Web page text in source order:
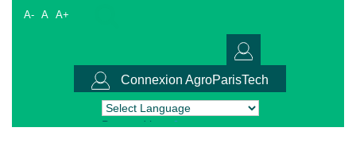
A- A A+
Connexion AgroParisTech
Powered by Translate